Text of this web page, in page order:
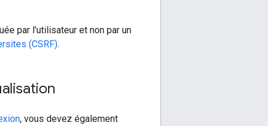
par l'utilisateur et non par un
(CSRF).
, vous devez également